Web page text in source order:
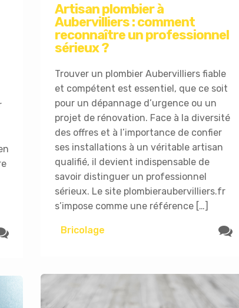
Artisan plombier à
Aubervilliers : comment
reconnaître un professionnel
sérieux ?
Trouver un plombier Aubervilliers fiable
et compétent est essentiel, que ce soit
pour un dépannage d’urgence ou un
projet de rénovation. Face à la diversité
des offres et à l’importance de confier
ses installations à un véritable artisan
qualifié, il devient indispensable de
savoir distinguer un professionnel
sérieux. Le site plombieraubervilliers.fr
s’impose comme une référence […]
Bricolage